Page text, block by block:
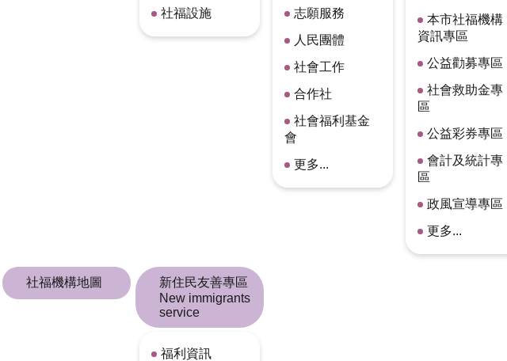
社福設施
志願服務
人民團體
社會工作
合作社
社會福利基金
會
更多...
本市社福機構
資訊專區
公益勸募專區
社會救助金專
區
公益彩券專區
會計及統計專
區
政風宣導專區
更多...
社福機構地圖
新住民友善專區
New immigrants
service
福利資訊